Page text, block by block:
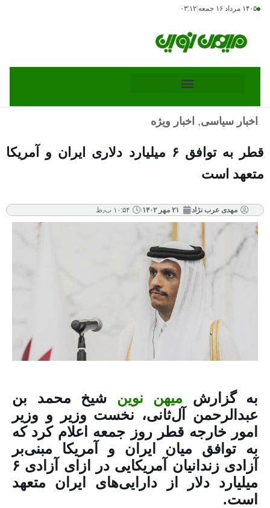
۱۴۰۵ مرداد ۱۶ جمعه ۰۳:۱۲
اخبار سیاسی, اخبار ویژه
قطر به توافق ۶ میلیارد دلاری ایران و آمریکا
متعهد است
مهدی عرب نژاد ۲۱ مهر ۱۴۰۲ ۱۰:۵۴ ب٫ظ
به گزارش میهن نوین شیخ محمد بن
عبدالرحمن آل‌ثانی، نخست وزیر و وزیر
امور خارجه قطر روز جمعه اعلام کرد که
به توافق میان ایران و آمریکا مبنی‌بر
آزادی زندانیان آمریکایی در ازای آزادی ۶
میلیارد دلار از دارایی‌های ایران متعهد
است.